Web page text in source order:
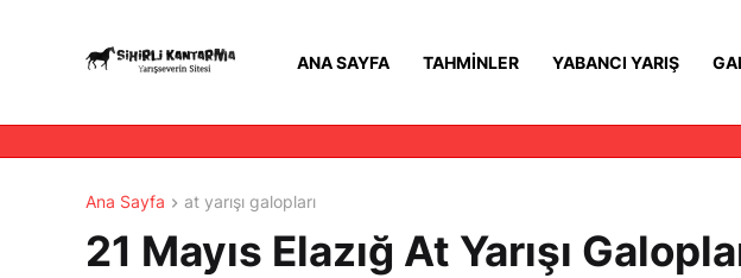
ANA SAYFA TAHMINLER YABANCI YARIŞ
Ana Sayfa at yarışı galopları
21 Mayıs Elazığ At Yarışı